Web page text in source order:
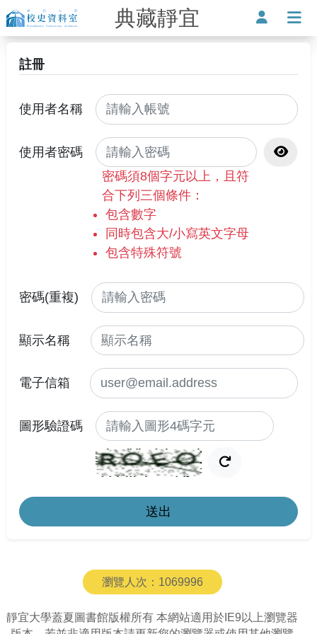
靜宜大學-校史資料室典藏靜宜使用者
註冊
使用者名稱
使用者密碼
密碼須8個字元以上，且符
合下列三個條件：
包含數字
同時包含大/小寫英文字母
包含特殊符號
顯示密
密碼(重複)
顯示名稱
電子信箱
圖形驗證碼
更新驗證碼圖
送出
瀏覽人次： 1069996
靜宜大學蓋夏圖書館版權所有 本網站適用於IE9以上瀏覽器